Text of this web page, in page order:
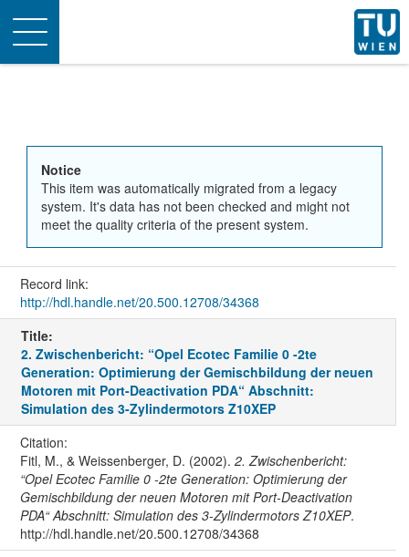
Toggle
navigation
Notice
This item was automatically migrated from a legacy
system. It's data has not been checked and might not
meet the quality criteria of the present system.
Record link:
http://hdl.handle.net/20.500.12708/34368
Title:
2. Zwischenbericht: “Opel Ecotec Familie 0 -2te
Generation: Optimierung der Gemischbildung der neuen
Motoren mit Port-Deactivation PDA“ Abschnitt:
Simulation des 3-Zylindermotors Z10XEP
Citation:
Fitl, M., & Weissenberger, D. (2002). 2. Zwischenbericht:
“Opel Ecotec Familie 0 -2te Generation: Optimierung der
Gemischbildung der neuen Motoren mit Port-Deactivation
PDA“ Abschnitt: Simulation des 3-Zylindermotors Z10XEP.
http://hdl.handle.net/20.500.12708/34368